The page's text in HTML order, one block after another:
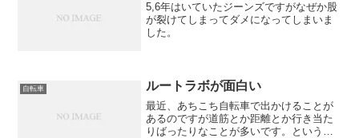
5,6年はいていたジーンズですがなぜか股
が裂けてしまってダメになってしまいま
した。
自転車 ルートラボが面白い
最近、あちこち自転車で出かけることが
あるのですが道筋とか距離とか行き当た
りばったりなことが多いです。という